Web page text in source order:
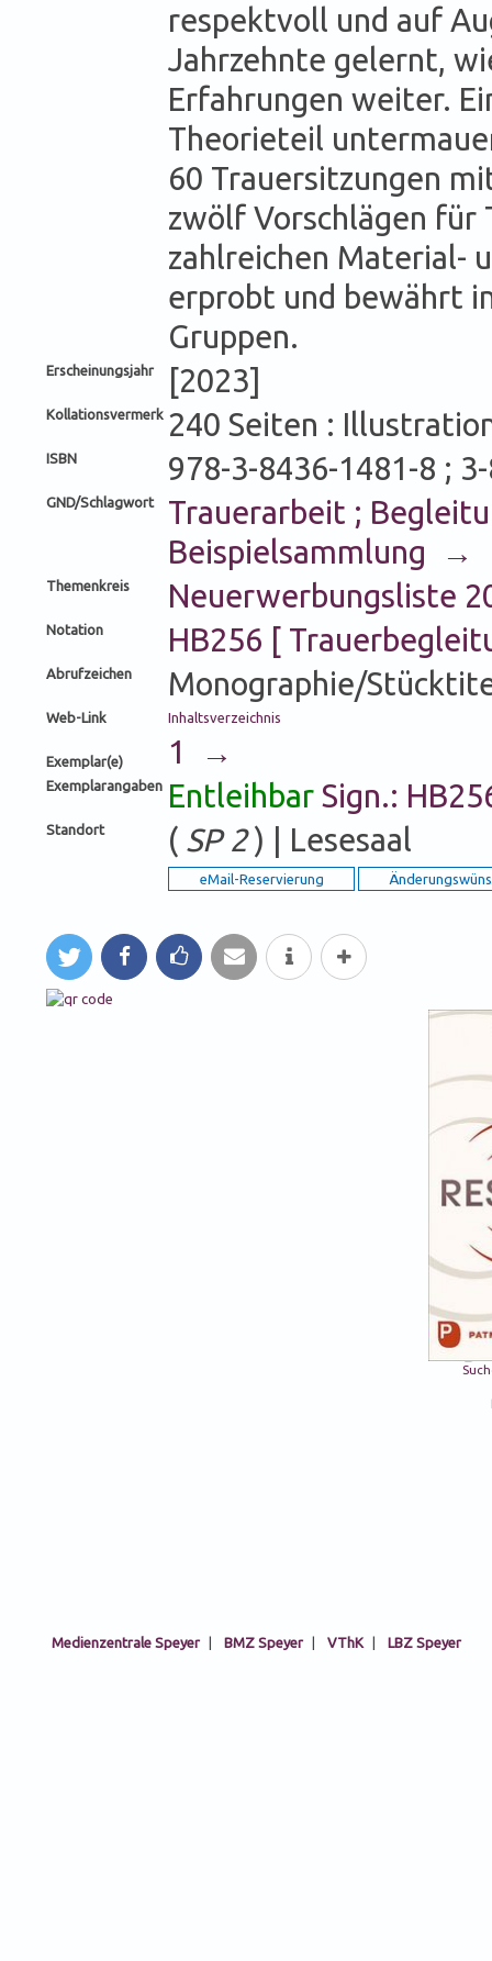
respektvoll und auf
Jahrzehnte gelernt,
Erfahrungen weiter.
Theorieteil
60 Trauersitzungen
zwölf Vorschlägen für
zahlreichen Material-
erprobt und bewährt
Gruppen.
Erscheinungsjahr [2023]
Kollationsvermerk 240 Seiten :
ISBN 978-3-8436-1481-8 ;
GND/Schlagwort
Trauerarbeit ;
Beispielsammlung →
Themenkreis Neuerwerbungsliste
Notation HB256 [
Abrufzeichen Monographie/
Web-Link Inhaltsverzeichnis
Exemplar(e) 1 →
Exemplarangaben Entleihbar Sign.:
Standort ( SP 2) | Lesesaal
tweet teilen
Medienzentrale Speyer | BMZ Speyer | VThK | LBZ Speyer